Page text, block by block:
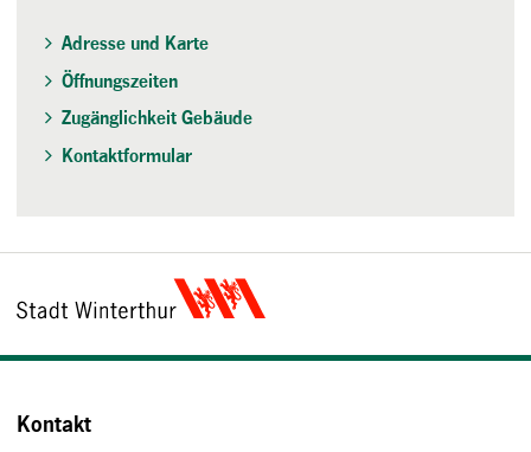
Adresse und Karte
Öffnungszeiten
Zugänglichkeit Gebäude
Kontaktformular
Kontakt